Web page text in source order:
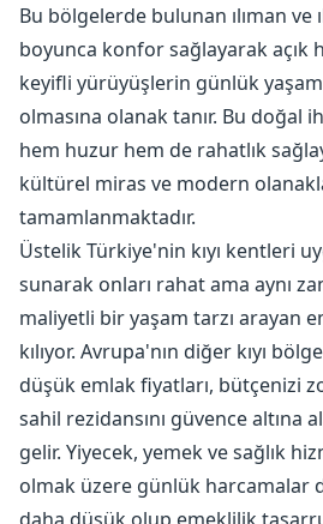
Bu bölgelerde bulunan ılıman ve
boyunca konfor sağlayarak açık
keyifli yürüyüşlerin günlük
olmasına olanak tanır. Bu doğal
hem huzur hem de rahatlık
kültürel miras ve modern
tamamlanmaktadır.
Üstelik Türkiye'nin kıyı kentleri
sunarak onları rahat ama aynı
maliyetli bir yaşam tarzı arayan
kılıyor. Avrupa'nın diğer kıyı
düşük emlak fiyatları, bütçenizi
sahil rezidansını güvence altına
gelir. Yiyecek, yemek ve sağlık
olmak üzere günlük harcamalar